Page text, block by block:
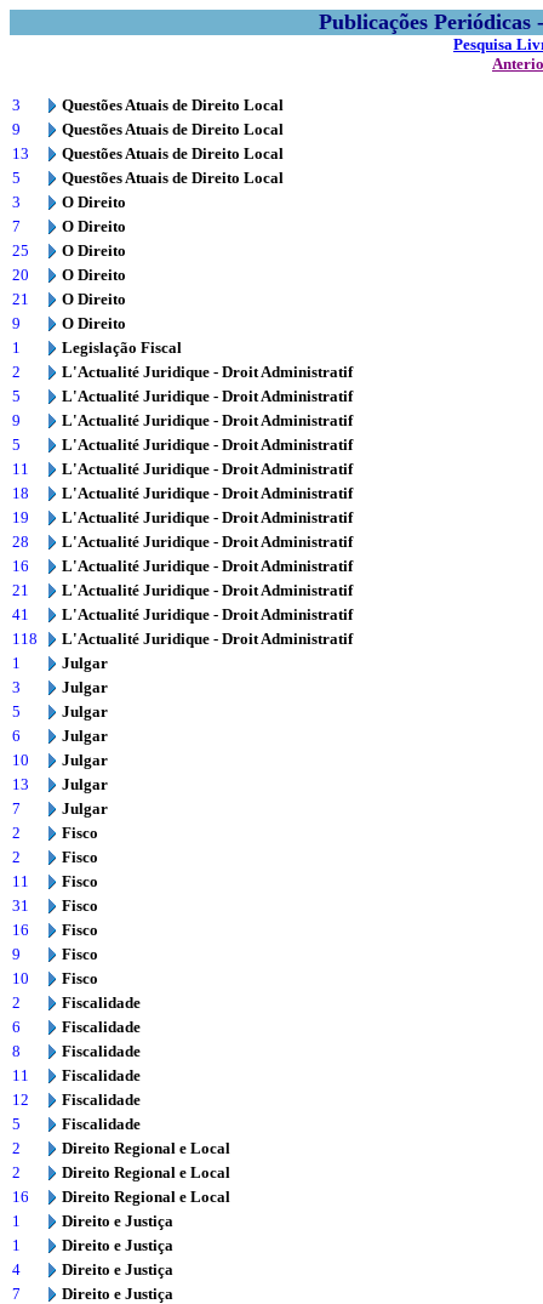
Publicações
Pesquisa
3
Questões Atuais de Direito Local
9
Questões Atuais de Direito Local
13
Questões Atuais de Direito Local
5
Questões Atuais de Direito Local
3
O Direito
7
O Direito
25
O Direito
20
O Direito
21
O Direito
9
O Direito
1
Legislação Fiscal
2
L'Actualité Juridique - Droit Administratif
5
L'Actualité Juridique - Droit Administratif
9
L'Actualité Juridique - Droit Administratif
5
L'Actualité Juridique - Droit Administratif
11
L'Actualité Juridique - Droit Administratif
18
L'Actualité Juridique - Droit Administratif
19
L'Actualité Juridique - Droit Administratif
28
L'Actualité Juridique - Droit Administratif
16
L'Actualité Juridique - Droit Administratif
21
L'Actualité Juridique - Droit Administratif
41
L'Actualité Juridique - Droit Administratif
118
L'Actualité Juridique - Droit Administratif
1
Julgar
3
Julgar
5
Julgar
6
Julgar
10
Julgar
13
Julgar
7
Julgar
2
Fisco
2
Fisco
11
Fisco
31
Fisco
16
Fisco
9
Fisco
10
Fisco
2
Fiscalidade
6
Fiscalidade
8
Fiscalidade
11
Fiscalidade
12
Fiscalidade
5
Fiscalidade
2
Direito Regional e Local
2
Direito Regional e Local
16
Direito Regional e Local
1
Direito e Justiça
1
Direito e Justiça
4
Direito e Justiça
7
Direito e Justiça